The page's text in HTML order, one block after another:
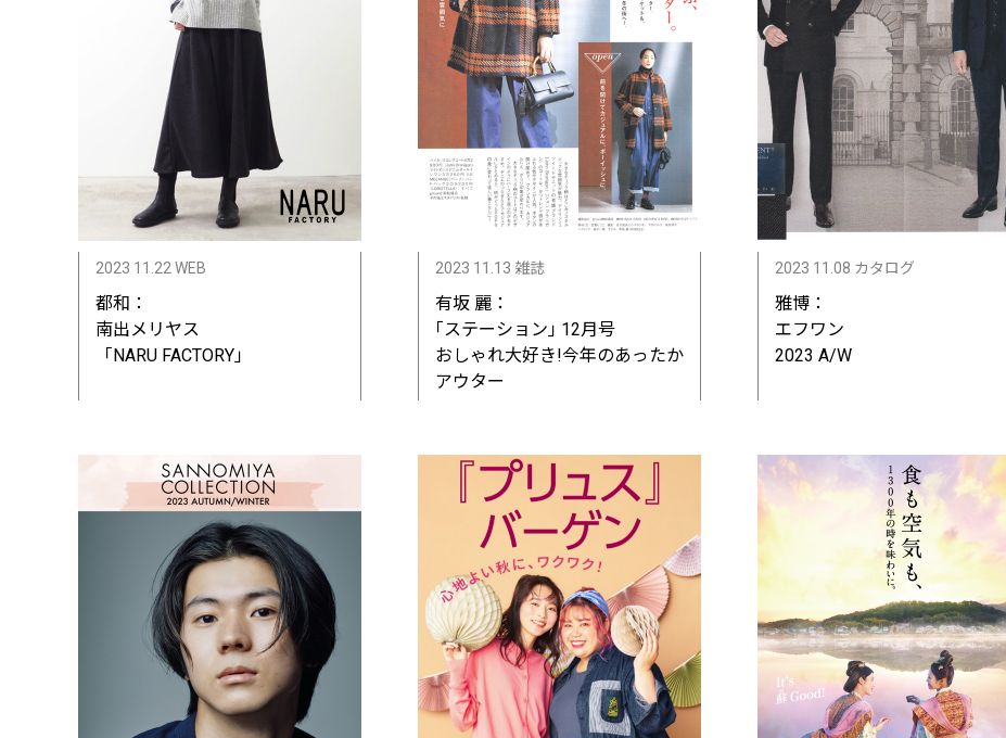
2023 11.22 WEB
都和：
南出メリヤス
「NARU FACTORY」
2023 11.13 雑誌
有坂 麗：
｢ステーション｣ 12月号
おしゃれ大好き!今年のあったか
アウター
2023 11.08 カタログ
雅博：
エフワン
2023 A/W